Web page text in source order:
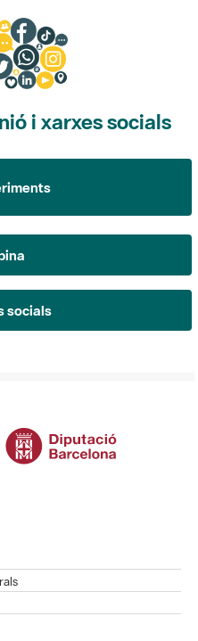
i xarxes socials
socials